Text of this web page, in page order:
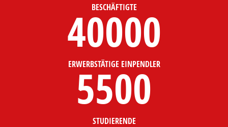
BESCHÄFTIGTE
40000
ERWERBSTÄTIGE EINPENDLER
5500
STUDIERENDE